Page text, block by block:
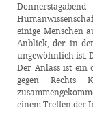
einige Menschen
Anblick, der in
ungewöhnlich ist.
Der Anlass ist ein
gegen Rechts
einem Treffen der